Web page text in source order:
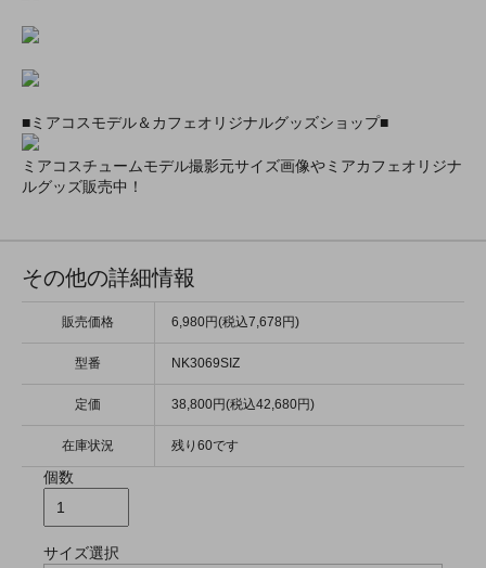
■ミアコスモデル＆カフェオリジナルグッズショップ■
ミアコスチュームモデル撮影元サイズ画像やミアカフェオリジナ
ルグッズ販売中！
その他の詳細情報
販売価格 6,980円(税込7,678円)
型番 NK3069SIZ
定価 38,800円(税込42,680円)
在庫状況 残り60です
個数
サイズ選択